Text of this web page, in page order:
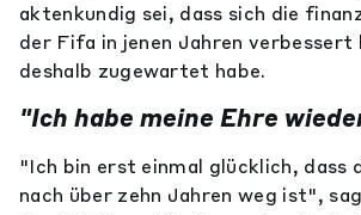
aktenkundig sei, dass sich die
der Fifa in jenen Jahren verbessert
deshalb zugewartet habe.
"Ich habe meine Ehre
"Ich bin erst einmal glücklich, dass
nach über zehn Jahren weg ist",